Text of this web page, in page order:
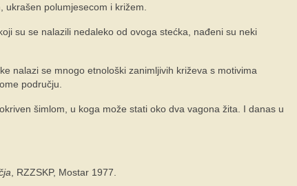
polumjesecom i križem.
su se nalazili nedaleko od ovoga stećka, nađeni su neki
nalazi se mnogo etnološki zanimljivih križeva s motivima
području.
šimlom, u koga može stati oko dva vagona žita. I danas u
, RZZSKP, Mostar 1977.